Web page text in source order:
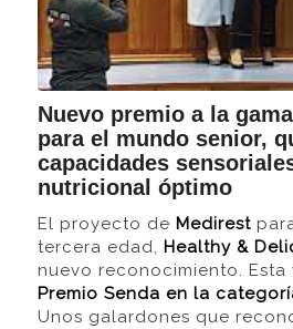
Nuevo premio a la
para el mundo senior,
capacidades
nutricional óptimo
El proyecto de Medirest
tercera edad, Healthy &
nuevo reconocimiento. Esta
Premio Senda en la
Unos galardones que